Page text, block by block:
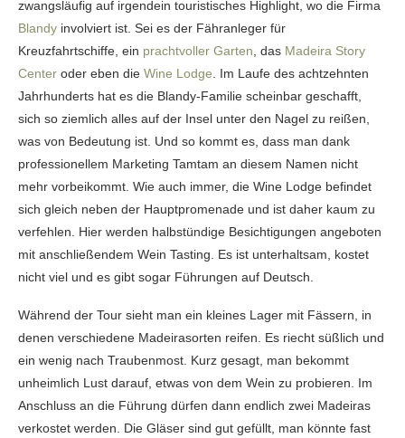
zwangsläufig auf irgendein touristisches Highlight, wo die Firma
Blandy involviert ist. Sei es der Fähranleger für
Kreuzfahrtschiffe, ein prachtvoller Garten , das Madeira Story
Center oder eben die Wine Lodge . Im Laufe des achtzehnten
Jahrhunderts hat es die Blandy-Familie scheinbar geschafft,
sich so ziemlich alles auf der Insel unter den Nagel zu reißen,
was von Bedeutung ist. Und so kommt es, dass man dank
professionellem Marketing Tamtam an diesem Namen nicht
mehr vorbeikommt. Wie auch immer, die Wine Lodge befindet
sich gleich neben der Hauptpromenade und ist daher kaum zu
verfehlen. Hier werden halbstündige Besichtigungen angeboten
mit anschließendem Wein Tasting. Es ist unterhaltsam, kostet
nicht viel und es gibt sogar Führungen auf Deutsch.
Während der Tour sieht man ein kleines Lager mit Fässern, in
denen verschiedene Madeirasorten reifen. Es riecht süßlich und
ein wenig nach Traubenmost. Kurz gesagt, man bekommt
unheimlich Lust darauf, etwas von dem Wein zu probieren. Im
Anschluss an die Führung dürfen dann endlich zwei Madeiras
verkostet werden. Die Gläser sind gut gefüllt, man könnte fast